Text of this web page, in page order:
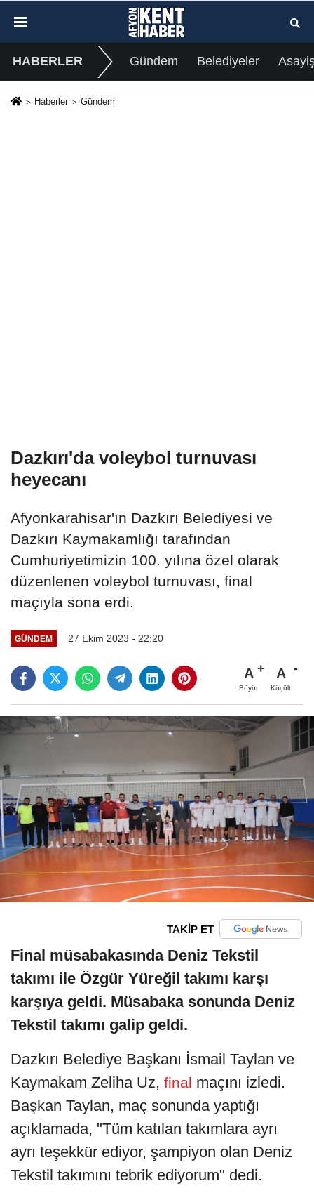
HABERLER Gündem Belediyeler
Haberler Gündem
Dazkırı'da voleybol turnuvası
heyecanı
Afyonkarahisar'ın Dazkırı Belediyesi ve
Dazkırı Kaymakamlığı tarafından
Cumhuriyetimizin 100. yılına özel olarak
düzenlenen voleybol turnuvası, final
maçıyla sona erdi.
GÜNDEM 27 Ekim 2023 - 22:20
A
Büyüt
A
Küçült
TAKİP ET
Final müsabakasında Deniz Tekstil
takımı ile Özgür Yüreğil takımı karşı
karşıya geldi. Müsabaka sonunda Deniz
Tekstil takımı galip geldi.
Dazkırı Belediye Başkanı İsmail Taylan ve
Kaymakam Zeliha Uz, final maçını izledi.
Başkan Taylan, maç sonunda yaptığı
açıklamada, "Tüm katılan takımlara ayrı
ayrı teşekkür ediyor, şampiyon olan Deniz
Tekstil takımını tebrik ediyorum" dedi.